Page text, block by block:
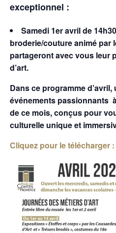
exceptionnel :
Samedi 1er avril de
broderie/couture animé par
partageront avec vous leur
d’art.
Dans ce programme d’avril,
événements passionnants
de ce mois, conçus pour
culturelle unique et
Cliquez pour le télécharger :